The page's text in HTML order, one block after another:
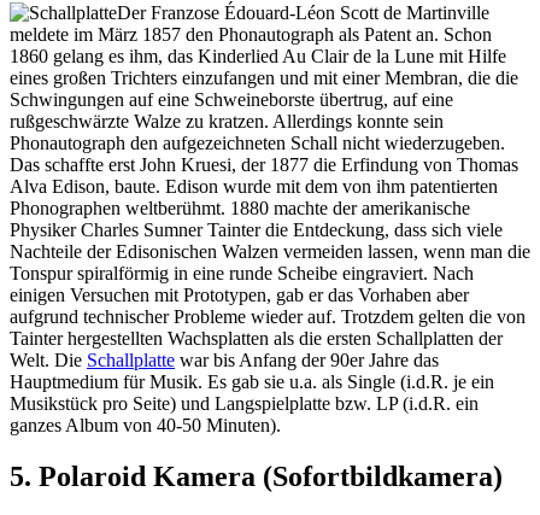
Der Franzose Édouard-Léon Scott de Martinville
meldete im März 1857 den Phonautograph als Patent an. Schon
1860 gelang es ihm, das Kinderlied Au Clair de la Lune mit Hilfe
eines großen Trichters einzufangen und mit einer Membran, die die
Schwingungen auf eine Schweineborste übertrug, auf eine
rußgeschwärzte Walze zu kratzen. Allerdings konnte sein
Phonautograph den aufgezeichneten Schall nicht wiederzugeben.
Das schaffte erst John Kruesi, der 1877 die Erfindung von Thomas
Alva Edison, baute. Edison wurde mit dem von ihm patentierten
Phonographen weltberühmt. 1880 machte der amerikanische
Physiker Charles Sumner Tainter die Entdeckung, dass sich viele
Nachteile der Edisonischen Walzen vermeiden lassen, wenn man die
Tonspur spiralförmig in eine runde Scheibe eingraviert. Nach
einigen Versuchen mit Prototypen, gab er das Vorhaben aber
aufgrund technischer Probleme wieder auf. Trotzdem gelten die von
Tainter hergestellten Wachsplatten als die ersten Schallplatten der
Welt. Die Schallplatte war bis Anfang der 90er Jahre das
Hauptmedium für Musik. Es gab sie u.a. als Single (i.d.R. je ein
Musikstück pro Seite) und Langspielplatte bzw. LP (i.d.R. ein
ganzes Album von 40-50 Minuten).
5. Polaroid Kamera (Sofortbildkamera)